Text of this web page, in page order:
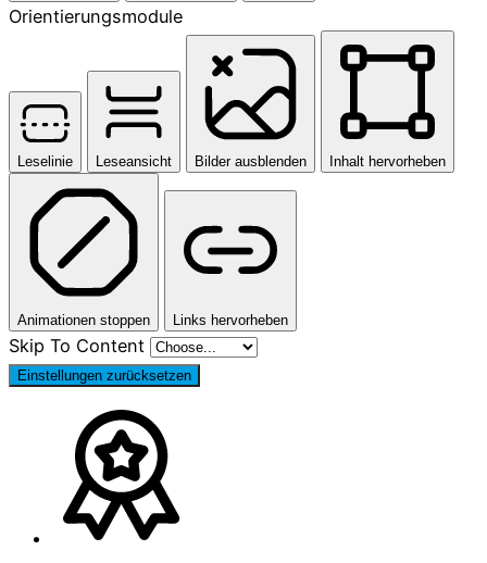
Orientierungsmodule
Leselinie Leseansicht Bilder ausblenden Inhalt hervorheben
Animationen stoppen Links hervorheben
Skip To Content
Einstellungen zurücksetzen